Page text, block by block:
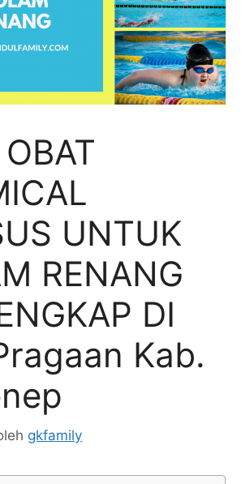
UNTUK
RENANG
DI
Kab.
gkfamily